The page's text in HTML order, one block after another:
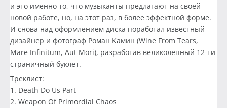
и это именно то, что музыканты предлагают на своей
новой работе, но, на этот раз, в более эффектной форме.
И снова над оформлением диска поработал известный
дизайнер и фотограф Роман Камин (Wine From Tears,
Mare Infinitum, Aut Mori), разработав великолепный 12-ти
страничный буклет.
Треклист:
1. Death Do Us Part
2. Weapon Of Primordial Chaos